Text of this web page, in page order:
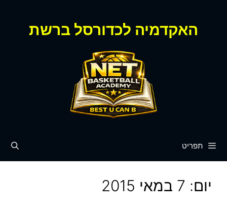
האקדמיה לכדורסל ברשת
תפריט
יום: 7 במאי 2015